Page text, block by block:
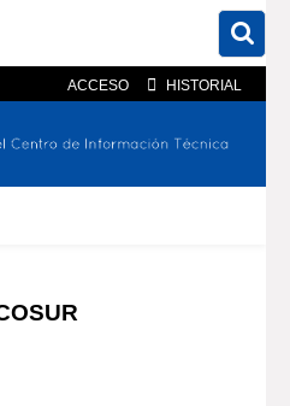
ACCESO HISTORIAL
En el sitio